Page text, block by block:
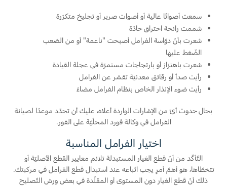
الامارات
العربية
المتحدة
اليمن
باقة الخدمة
باقة العناية الفائقة
دعم المزامنة
تقنية 4 SYNC
قطع غيار فورد الأصلية
موتوركرافت
قطع مقلدة
سمعت أصواتًا عالية أو أصوات صرير أو تجليخ متكرّرة
شممت رائحة احتراق حادّة
شعرت بأنّ دوّاسة الفرامل أصبحت "ناعمة" أو من الصّعب
الضّغط عليها
شعرت باهتزاز أو بارتجاجات مستمرّة في عجلة القيادة
رأيت صدأ أو رقائق معدنيّة تقشر عن الفرامل
رأيت ضوء الإنذار الخاص بنظام الفرامل مضاءً
بحال حدوث أيّ من الإشارات الواردة أعلاه، عليك أن تحدّد موعدًا لصيانة
الفرامل في وكالة فورد المحلّيّة على الفور.
اختيار الفرامل المناسبة
التّأكّد من أنّ قطع الغيار المستبدلة تلائم معايير القطع الأصليّة أو
تتخطّاها، هو أهمّ أمرٍ يجب اتّباعه عند استبدال قطع الفرامل في مركبتك.
ذلك أنّ قطع الغيار دون المستوى أو المقلّدة في بعض ورش التّصليح